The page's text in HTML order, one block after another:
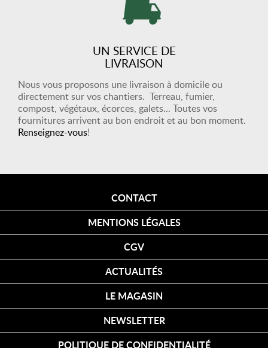
UN SERVICE DE
LIVRAISON
Nous vous proposons une livraison à domicile ou
directement sur vos chantiers. Terreau, fumier,
compost, végétaux, écorces, galets... Toutes vos
fournitures arrivent au bon endroit et au bon moment.
Renseignez-vous!
CONTACT
MENTIONS LÉGALES
CGV
ACTUALITÉS
LE MAGASIN
NEWSLETTER
POLITIQUE DE CONFIDENTIALITÉ